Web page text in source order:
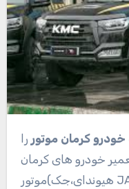
خودرو کرمان موتور را
خودرو های کرمان
موتور(هیوندای،جک JAC،لیفان و کی ام سیKMC )در هر